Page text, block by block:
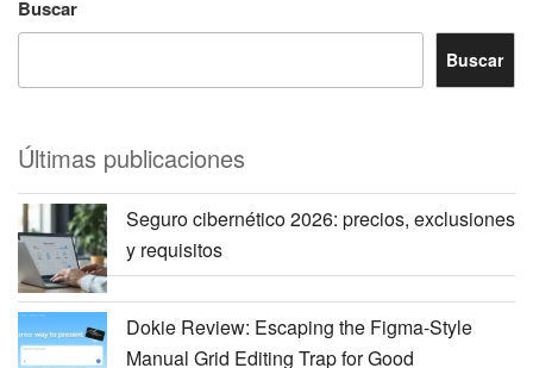
Buscar
Buscar
Últimas publicaciones
Seguro cibernético 2026: precios, exclusiones
y requisitos
Dokie Review: Escaping the Figma-Style
Manual Grid Editing Trap for Good